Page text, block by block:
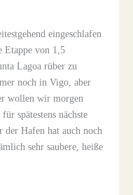
eingeschlafen
Etappe von 1,5
Lagoa rüber zu
noch in Vigo, aber
wollen wir morgen
spätestens nächste
der Hafen hat auch noch
sehr saubere, heiße